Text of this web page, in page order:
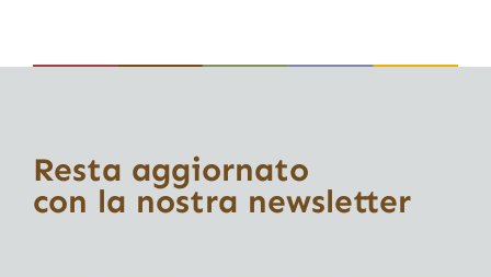
Resta aggiornato
con la nostra newsletter